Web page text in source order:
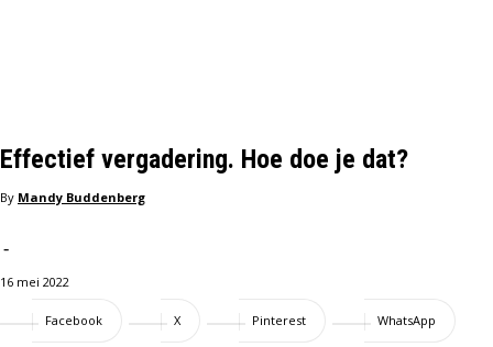
Effectief vergadering. Hoe doe je dat?
By Mandy Buddenberg
-
16 mei 2022
Facebook X Pinterest WhatsApp